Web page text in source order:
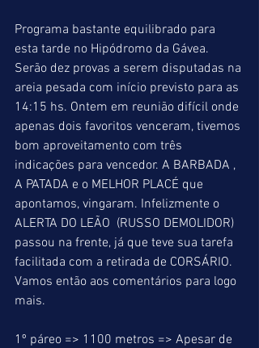
Programa bastante equilibrado para
esta tarde no Hipódromo da Gávea.
Serão dez provas a serem disputadas na
areia pesada com início previsto para as
14:15 hs. Ontem em reunião difícil onde
apenas dois favoritos venceram, tivemos
bom aproveitamento com três
indicações para vencedor. A BARBADA ,
A PATADA e o MELHOR PLACÉ que
apontamos, vingaram. Infelizmente o
ALERTA DO LEÃO  (RUSSO DEMOLIDOR)
passou na frente, já que teve sua tarefa
facilitada com a retirada de CORSÁRIO.
Vamos então aos comentários para logo
mais.
1º páreo => 1100 metros => Apesar de